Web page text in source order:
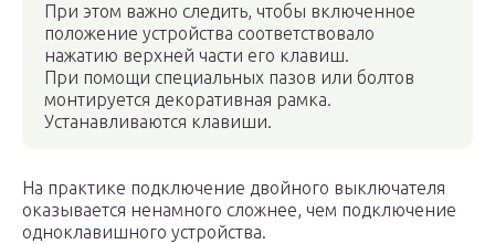
При этом важно следить, чтобы включенное
положение устройства соответствовало
нажатию верхней части его клавиш.
При помощи специальных пазов или болтов
монтируется декоративная рамка.
Устанавливаются клавиши.
На практике подключение двойного выключателя
оказывается ненамного сложнее, чем подключение
одноклавишного устройства.